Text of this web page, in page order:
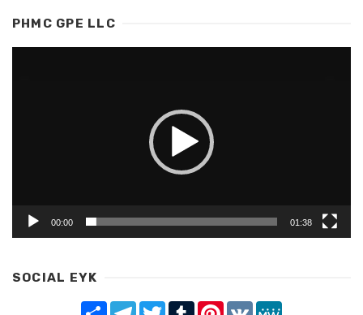
PHMC GPE LLC
00:00 01:38
SOCIAL EYK
Share TelegramTwitterTumblrPinterest
VK